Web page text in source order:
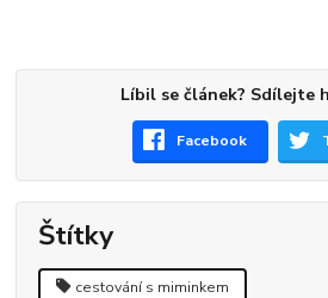
Líbil se článek? Sdílejte
Facebook
Štítky
cestování s miminkem